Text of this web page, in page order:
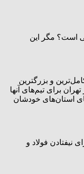
است؟ مگر این
و بزرگترین
برای تیم‌های آنها
استان‌های خودشان
نیفتادن فولاد و